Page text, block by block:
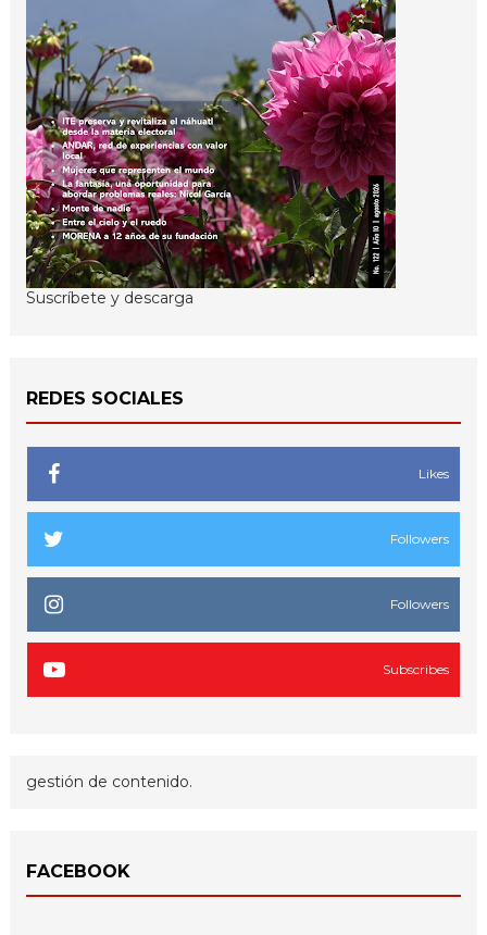
Suscríbete y descarga
REDES SOCIALES
Likes
Followers
Followers
Subscribes
gestión de contenido.
FACEBOOK